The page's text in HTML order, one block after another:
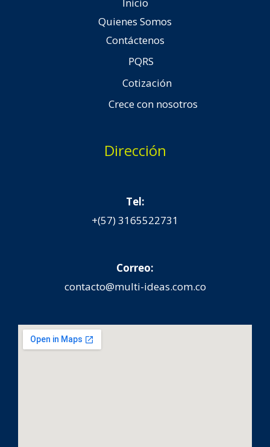
Quienes Somos
Contáctenos
PQRS
Cotización
Crece con nosotros
Dirección
Tel:
+(57) 3165522731
Correo:
contacto@multi-ideas.com.co